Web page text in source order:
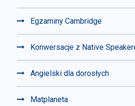
Egzaminy Cambridge
Konwersacje z Native
Angielski dla dorosłych
Matplaneta